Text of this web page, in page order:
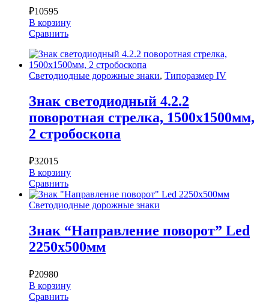
₽10595
В корзину
Сравнить
Светодиодные дорожные знаки, Типоразмер IV
Знак светодиодный 4.2.2
поворотная стрелка, 1500х1500мм,
2 стробоскопа
₽32015
В корзину
Сравнить
Светодиодные дорожные знаки
Знак “Направление поворот” Led
2250х500мм
₽20980
В корзину
Сравнить